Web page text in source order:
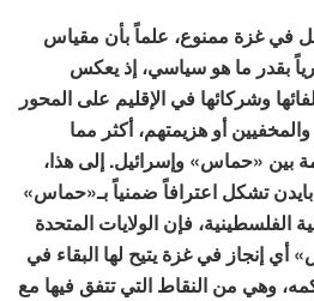
في غزة ممنوع، علماً بأن مقياس
بقدر ما هو سياسي، إذ يعكس
وشركائها في الإقليم على المحور
أو هزيمتهم، أكثر مما
بين «حماس» وإسرائيل. إلى هذا،
تشكل اعترافاً ضمنياً بـ«حماس»
الفلسطينية، فإن الولايات المتحدة
إنجاز في غزة يتيح لها البقاء في
وهي من النقاط التي تتفق فيها مع